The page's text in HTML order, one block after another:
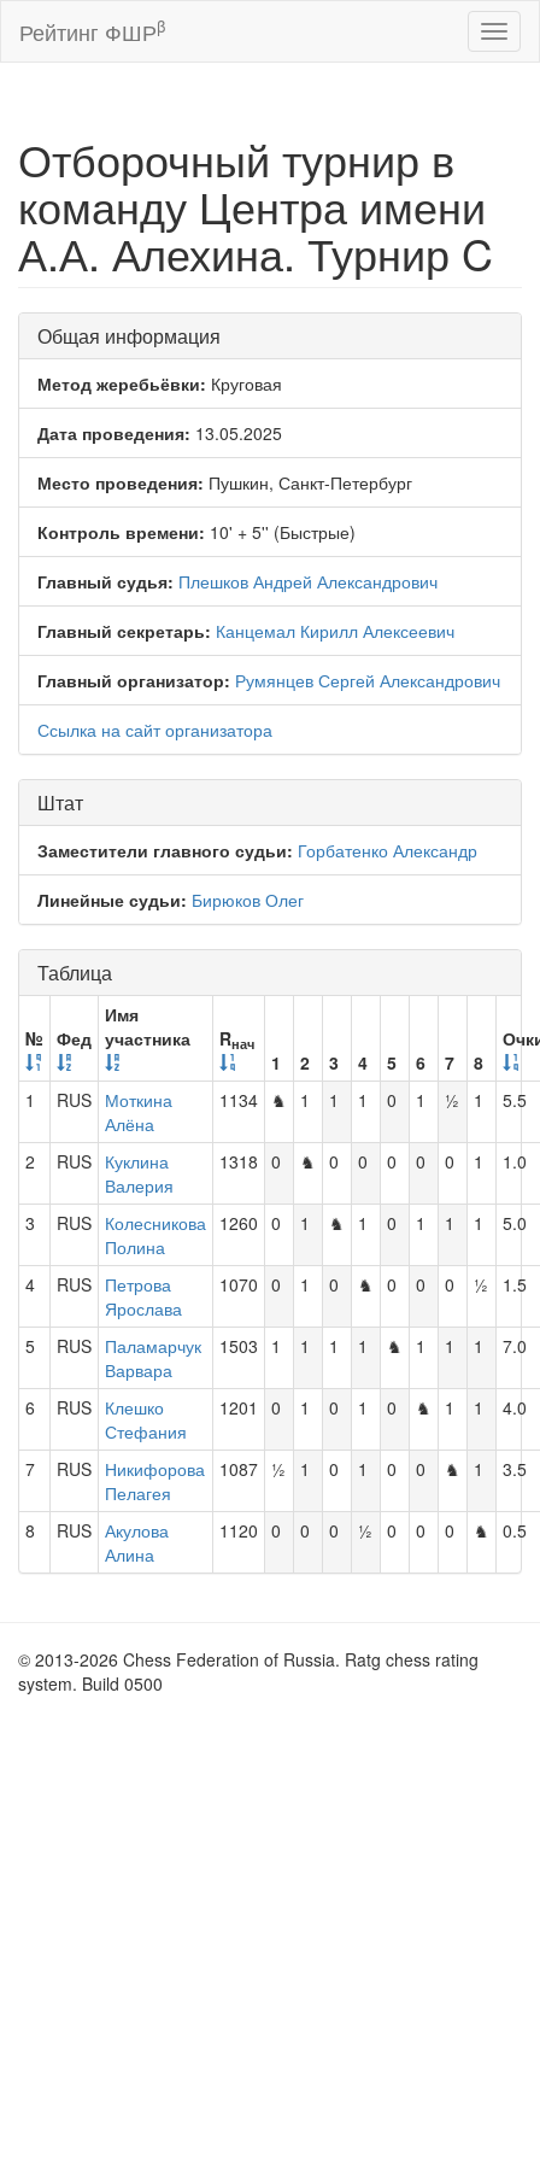
Рейтинг ФШРβ
Отборочный турнир в
команду Центра имени
А.А. Алехина. Турнир C
Общая информация
Метод жеребьёвки: Круговая
Дата проведения: 13.05.2025
Место проведения: Пушкин, Санкт-Петербург
Контроль времени: 10' + 5'' (Быстрые)
Главный судья: Плешков Андрей Александрович
Главный секретарь: Канцемал Кирилл Алексеевич
Главный организатор: Румянцев Сергей Александрович
Ссылка на сайт организатора
Штат
Заместители главного судьи: Горбатенко Александр
Линейные судьи: Бирюков Олег
Таблица
№ Фед
Имя
участника
Rнач
1 2 3 4 5 6 7 8
1 RUS Моткина
Алёна
1134 ♞ 1 1 1 0 1 ½ 1 5.5
2 RUS Куклина
Валерия
1318 0 ♞ 0 0 0 0 0 1 1.0
3 RUS Колесникова
Полина
1260 0 1 ♞ 1 0 1 1 1 5.0
4 RUS Петрова
Ярослава
1070 0 1 0 ♞ 0 0 0 ½ 1.5
5 RUS Паламарчук
Варвара
1503 1 1 1 1 ♞ 1 1 1 7.0
6 RUS Клешко
Стефания
1201 0 1 0 1 0 ♞ 1 1 4.0
7 RUS Никифорова
Пелагея
1087 ½ 1 0 1 0 0 ♞ 1 3.5
8 RUS Акулова
Алина
1120 0 0 0 ½ 0 0 0 ♞ 0.5
© 2013-2026 Chess Federation of Russia. Ratg chess rating
system. Build 0500